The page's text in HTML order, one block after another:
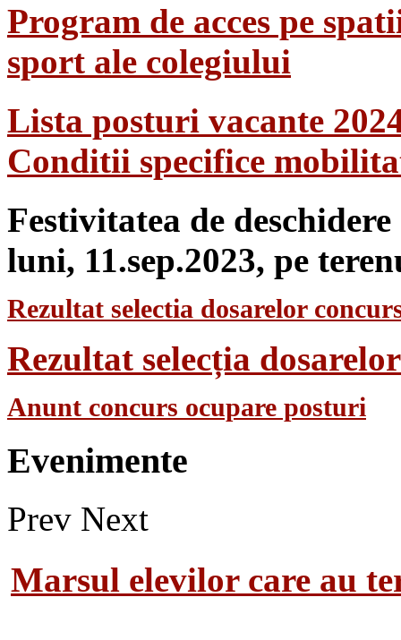
Program de acces pe
sport ale colegiului
Lista posturi vacante
Conditii specifice
Festivitatea de
luni, 11.sep.2023, pe
Rezultat selectia dosarelor
Rezultat selecția
Anunt concurs ocupare posturi
Evenimente
Prev Next
Marsul elevilor care au